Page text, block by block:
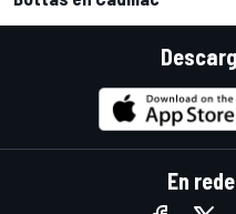
En